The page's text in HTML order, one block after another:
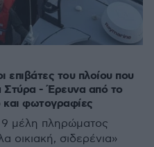
του πλοίου που
- Έρευνα από το
και φωτογραφίες
9 μέλη πληρώματος
οικιακή, σιδερένια»